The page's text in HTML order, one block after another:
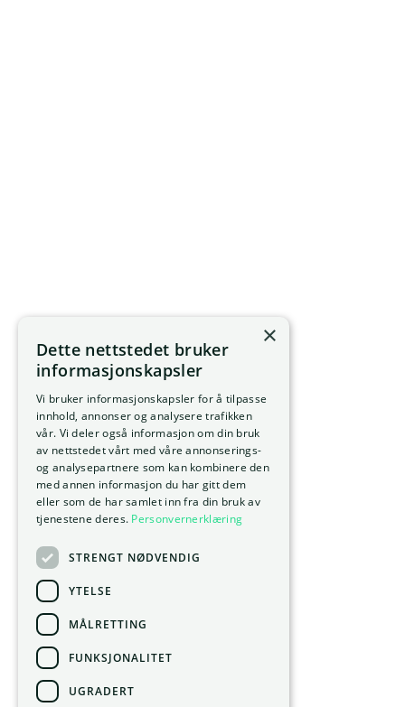
×
Dette nettstedet bruker
informasjonskapsler
Vi bruker informasjonskapsler for å tilpasse
innhold, annonser og analysere trafikken
vår. Vi deler også informasjon om din bruk
av nettstedet vårt med våre annonserings-
og analysepartnere som kan kombinere den
med annen informasjon du har gitt dem
eller som de har samlet inn fra din bruk av
tjenestene deres. Personvernerklæring
STRENGT NØDVENDIG
YTELSE
MÅLRETTING
FUNKSJONALITET
UGRADERT